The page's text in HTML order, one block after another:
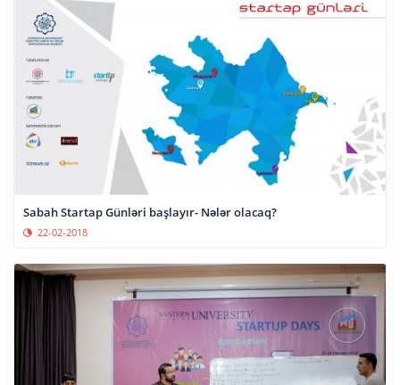
Sabah Startap Günləri başlayır- Nələr olacaq?
22-02-2018